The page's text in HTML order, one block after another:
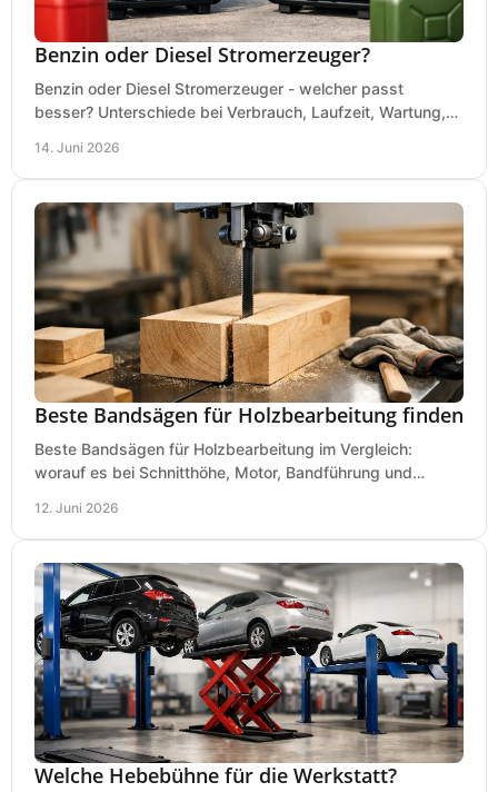
Benzin oder Diesel Stromerzeuger?
Benzin oder Diesel Stromerzeuger - welcher passt
besser? Unterschiede bei Verbrauch, Laufzeit, Wartung,
14. Juni 2026
Beste Bandsägen für Holzbearbeitung finden
Beste Bandsägen für Holzbearbeitung im Vergleich:
worauf es bei Schnitthöhe, Motor, Bandführung und
12. Juni 2026
Welche Hebebühne für die Werkstatt?